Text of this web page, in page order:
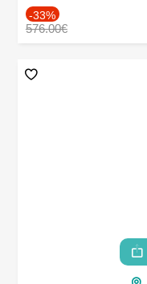
-33%
576.00€